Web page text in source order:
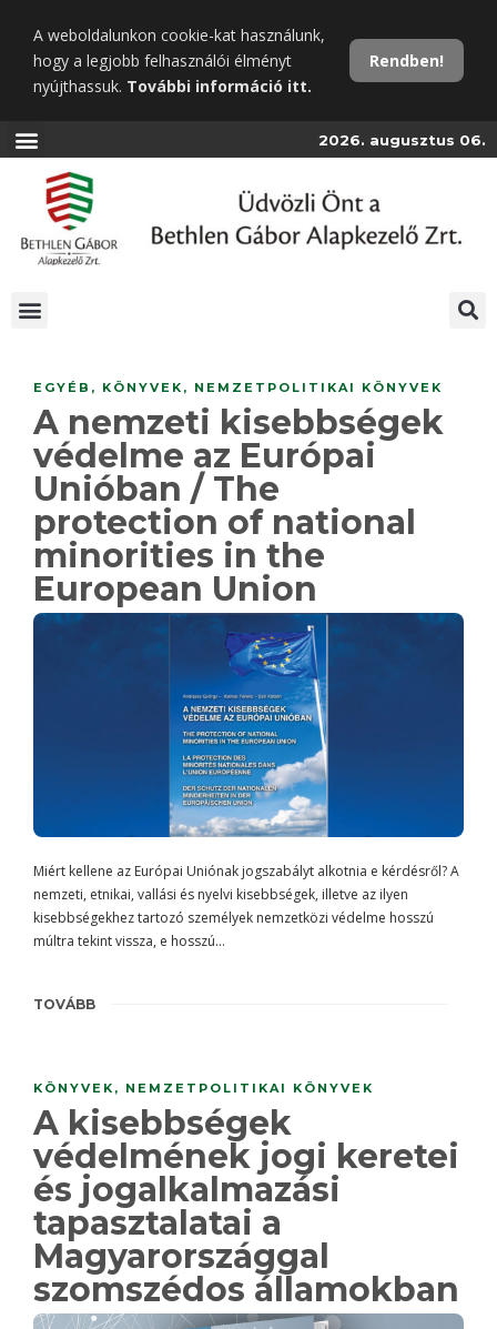
tartalomra
A weboldalunkon cookie-kat használunk,
hogy a legjobb felhasználói élményt
nyújthassuk. További információ itt.
Rendben!
2026. augusztus 06.
EGYÉB , KÖNYVEK , NEMZETPOLITIKAI KÖNYVEK
A nemzeti kisebbségek
védelme az Európai
Unióban / The
protection of national
minorities in the
European Union
Miért kellene az Európai Uniónak jogszabályt alkotnia e kérdésről? A
nemzeti, etnikai, vallási és nyelvi kisebbségek, illetve az ilyen
kisebbségekhez tartozó személyek nemzetközi védelme hosszú
múltra tekint vissza, e hosszú…
TOVÁBB
KÖNYVEK , NEMZETPOLITIKAI KÖNYVEK
A kisebbségek
védelmének jogi keretei
és jogalkalmazási
tapasztalatai a
Magyarországgal
szomszédos államokban